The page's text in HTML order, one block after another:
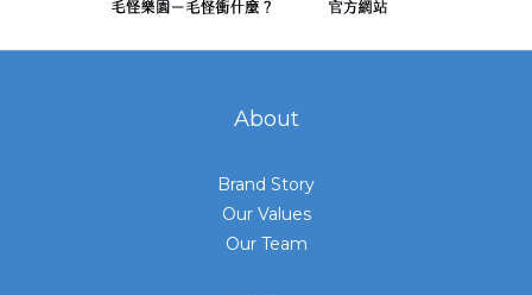
About
Brand Story
Our Values
Our Team